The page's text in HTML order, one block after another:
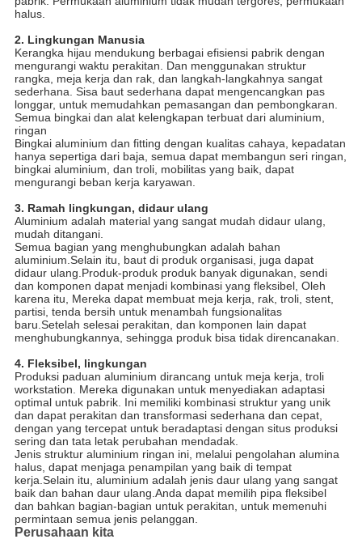
halus.
2. Lingkungan Manusia
Kerangka hijau mendukung berbagai efisiensi pabrik dengan
mengurangi waktu perakitan. Dan menggunakan struktur
rangka, meja kerja dan rak, dan langkah-langkahnya sangat
sederhana. Sisa baut sederhana dapat mengencangkan pas
longgar, untuk memudahkan pemasangan dan pembongkaran.
Semua bingkai dan alat kelengkapan terbuat dari aluminium,
ringan
Bingkai aluminium dan fitting dengan kualitas cahaya, kepadatan
hanya sepertiga dari baja, semua dapat membangun seri ringan,
bingkai aluminium, dan troli, mobilitas yang baik, dapat
mengurangi beban kerja karyawan.
3. Ramah lingkungan, didaur ulang
Aluminium adalah material yang sangat mudah didaur ulang,
mudah ditangani.
Semua bagian yang menghubungkan adalah bahan
aluminium.Selain itu, baut di produk organisasi, juga dapat
didaur ulang.Produk-produk produk banyak digunakan, sendi
dan komponen dapat menjadi kombinasi yang fleksibel, Oleh
karena itu, Mereka dapat membuat meja kerja, rak, troli, stent,
partisi, tenda bersih untuk menambah fungsionalitas
baru.Setelah selesai perakitan, dan komponen lain dapat
menghubungkannya, sehingga produk bisa tidak direncanakan.
4. Fleksibel, lingkungan
Produksi paduan aluminium dirancang untuk meja kerja, troli
workstation. Mereka digunakan untuk menyediakan adaptasi
optimal untuk pabrik. Ini memiliki kombinasi struktur yang unik
dan dapat perakitan dan transformasi sederhana dan cepat,
dengan yang tercepat untuk beradaptasi dengan situs produksi
sering dan tata letak perubahan mendadak.
Jenis struktur aluminium ringan ini, melalui pengolahan alumina
halus, dapat menjaga penampilan yang baik di tempat
kerja.Selain itu, aluminium adalah jenis daur ulang yang sangat
baik dan bahan daur ulang.Anda dapat memilih pipa fleksibel
dan bahkan bagian-bagian untuk perakitan, untuk memenuhi
permintaan semua jenis pelanggan.
Perusahaan kita